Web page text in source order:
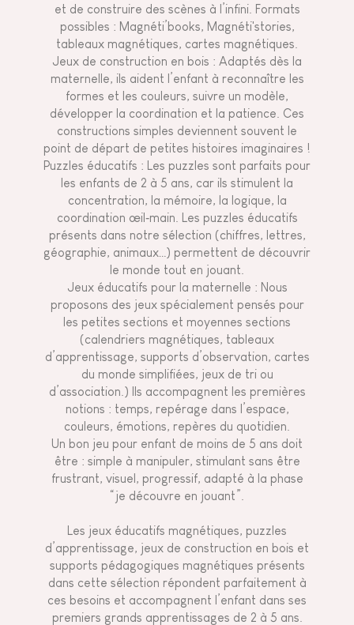
et de construire des scènes à l’infini. Formats
possibles : Magnéti’books, Magnéti'stories,
tableaux magnétiques, cartes magnétiques.
Jeux de construction en bois : Adaptés dès la
maternelle, ils aident l’enfant à reconnaître les
formes et les couleurs, suivre un modèle,
développer la coordination et la patience. Ces
constructions simples deviennent souvent le
point de départ de petites histoires imaginaires !
Puzzles éducatifs : Les puzzles sont parfaits pour
les enfants de 2 à 5 ans, car ils stimulent la
concentration, la mémoire, la logique, la
coordination œil‑main. Les puzzles éducatifs
présents dans notre sélection (chiffres, lettres,
géographie, animaux…) permettent de découvrir
le monde tout en jouant.
Jeux éducatifs pour la maternelle : Nous
proposons des jeux spécialement pensés pour
les petites sections et moyennes sections
(calendriers magnétiques, tableaux
d’apprentissage, supports d’observation, cartes
du monde simplifiées, jeux de tri ou
d’association.) Ils accompagnent les premières
notions : temps, repérage dans l’espace,
couleurs, émotions, repères du quotidien.
Un bon jeu pour enfant de moins de 5 ans doit
être : simple à manipuler, stimulant sans être
frustrant, visuel, progressif, adapté à la phase
“je découvre en jouant”.
Les jeux éducatifs magnétiques, puzzles
d’apprentissage, jeux de construction en bois et
supports pédagogiques magnétiques présents
dans cette sélection répondent parfaitement à
ces besoins et accompagnent l’enfant dans ses
premiers grands apprentissages de 2 à 5 ans.